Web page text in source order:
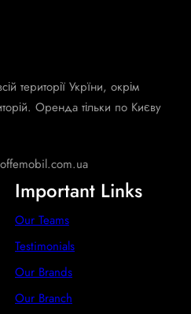
території Укрїни, окрім
Оренда тільки по Києву
Important Links
Our Teams
Testimonials
Our Brands
Our Branch